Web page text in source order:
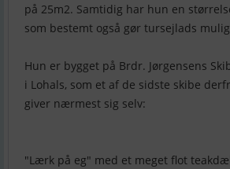
på 25m2. Samtidig har hun en
som bestemt også gør tursejlads
Hun er bygget på Brdr. Jørgensens
i Lohals, som et af de sidste skibe
giver nærmest sig selv:
"Lærk på eg" med et meget flot